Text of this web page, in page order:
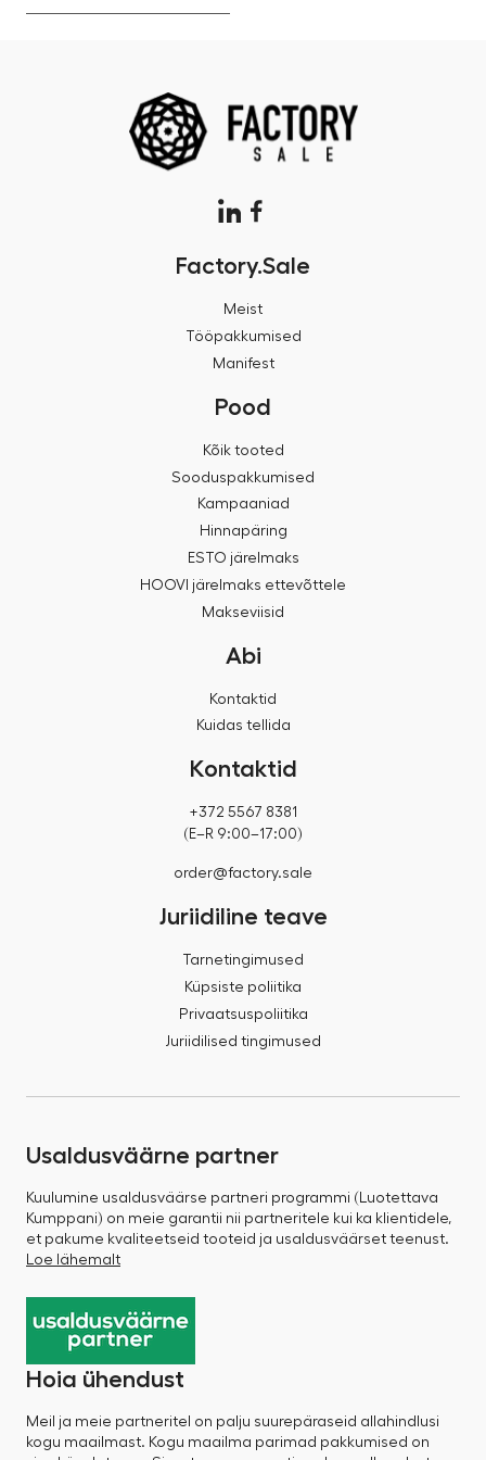
Factory.Sale
Meist
Tööpakkumised
Manifest
Pood
Kõik tooted
Sooduspakkumised
Kampaaniad
Hinnapäring
ESTO järelmaks
HOOVI järelmaks ettevõttele
Makseviisid
Abi
Kontaktid
Kuidas tellida
Kontaktid
+372 5567 8381
(E–R 9:00–17:00)
order@factory.sale
Juriidiline teave
Tarnetingimused
Küpsiste poliitika
Privaatsuspoliitika
Juriidilised tingimused
Usaldusväärne partner
Kuulumine usaldusväärse partneri programmi (Luotettava
Kumppani) on meie garantii nii partneritele kui ka klientidele,
et pakume kvaliteetseid tooteid ja usaldusväärset teenust.
Loe lähemalt
Hoia ühendust
Meil ja meie partneritel on palju suurepäraseid allahindlusi
kogu maailmast. Kogu maailma parimad pakkumised on